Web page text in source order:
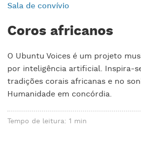
Sala de convívio
Coros africanos
O Ubuntu Voices é um projeto
por inteligência artificial. Inspira-
tradições corais africanas e no
Humanidade em concórdia.
Tempo de leitura: 1 min